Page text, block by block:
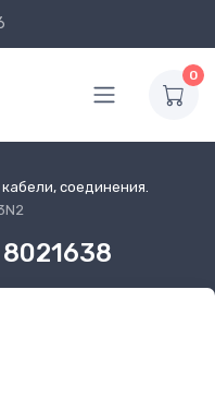
0
соединения.